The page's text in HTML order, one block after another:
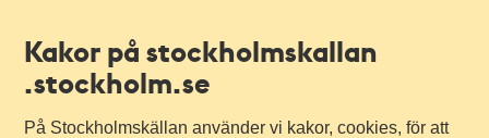
Kakor på stockholmskallan
.stockholm.se
På Stockholmskällan använder vi kakor, cookies, för att